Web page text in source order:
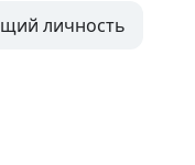
личность